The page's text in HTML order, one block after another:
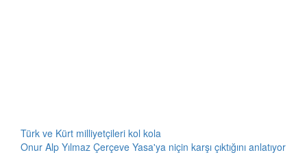
Türk ve Kürt milliyetçileri kol kola
Onur Alp Yılmaz Çerçeve Yasa'ya niçin karşı çıktığını anlatıyor